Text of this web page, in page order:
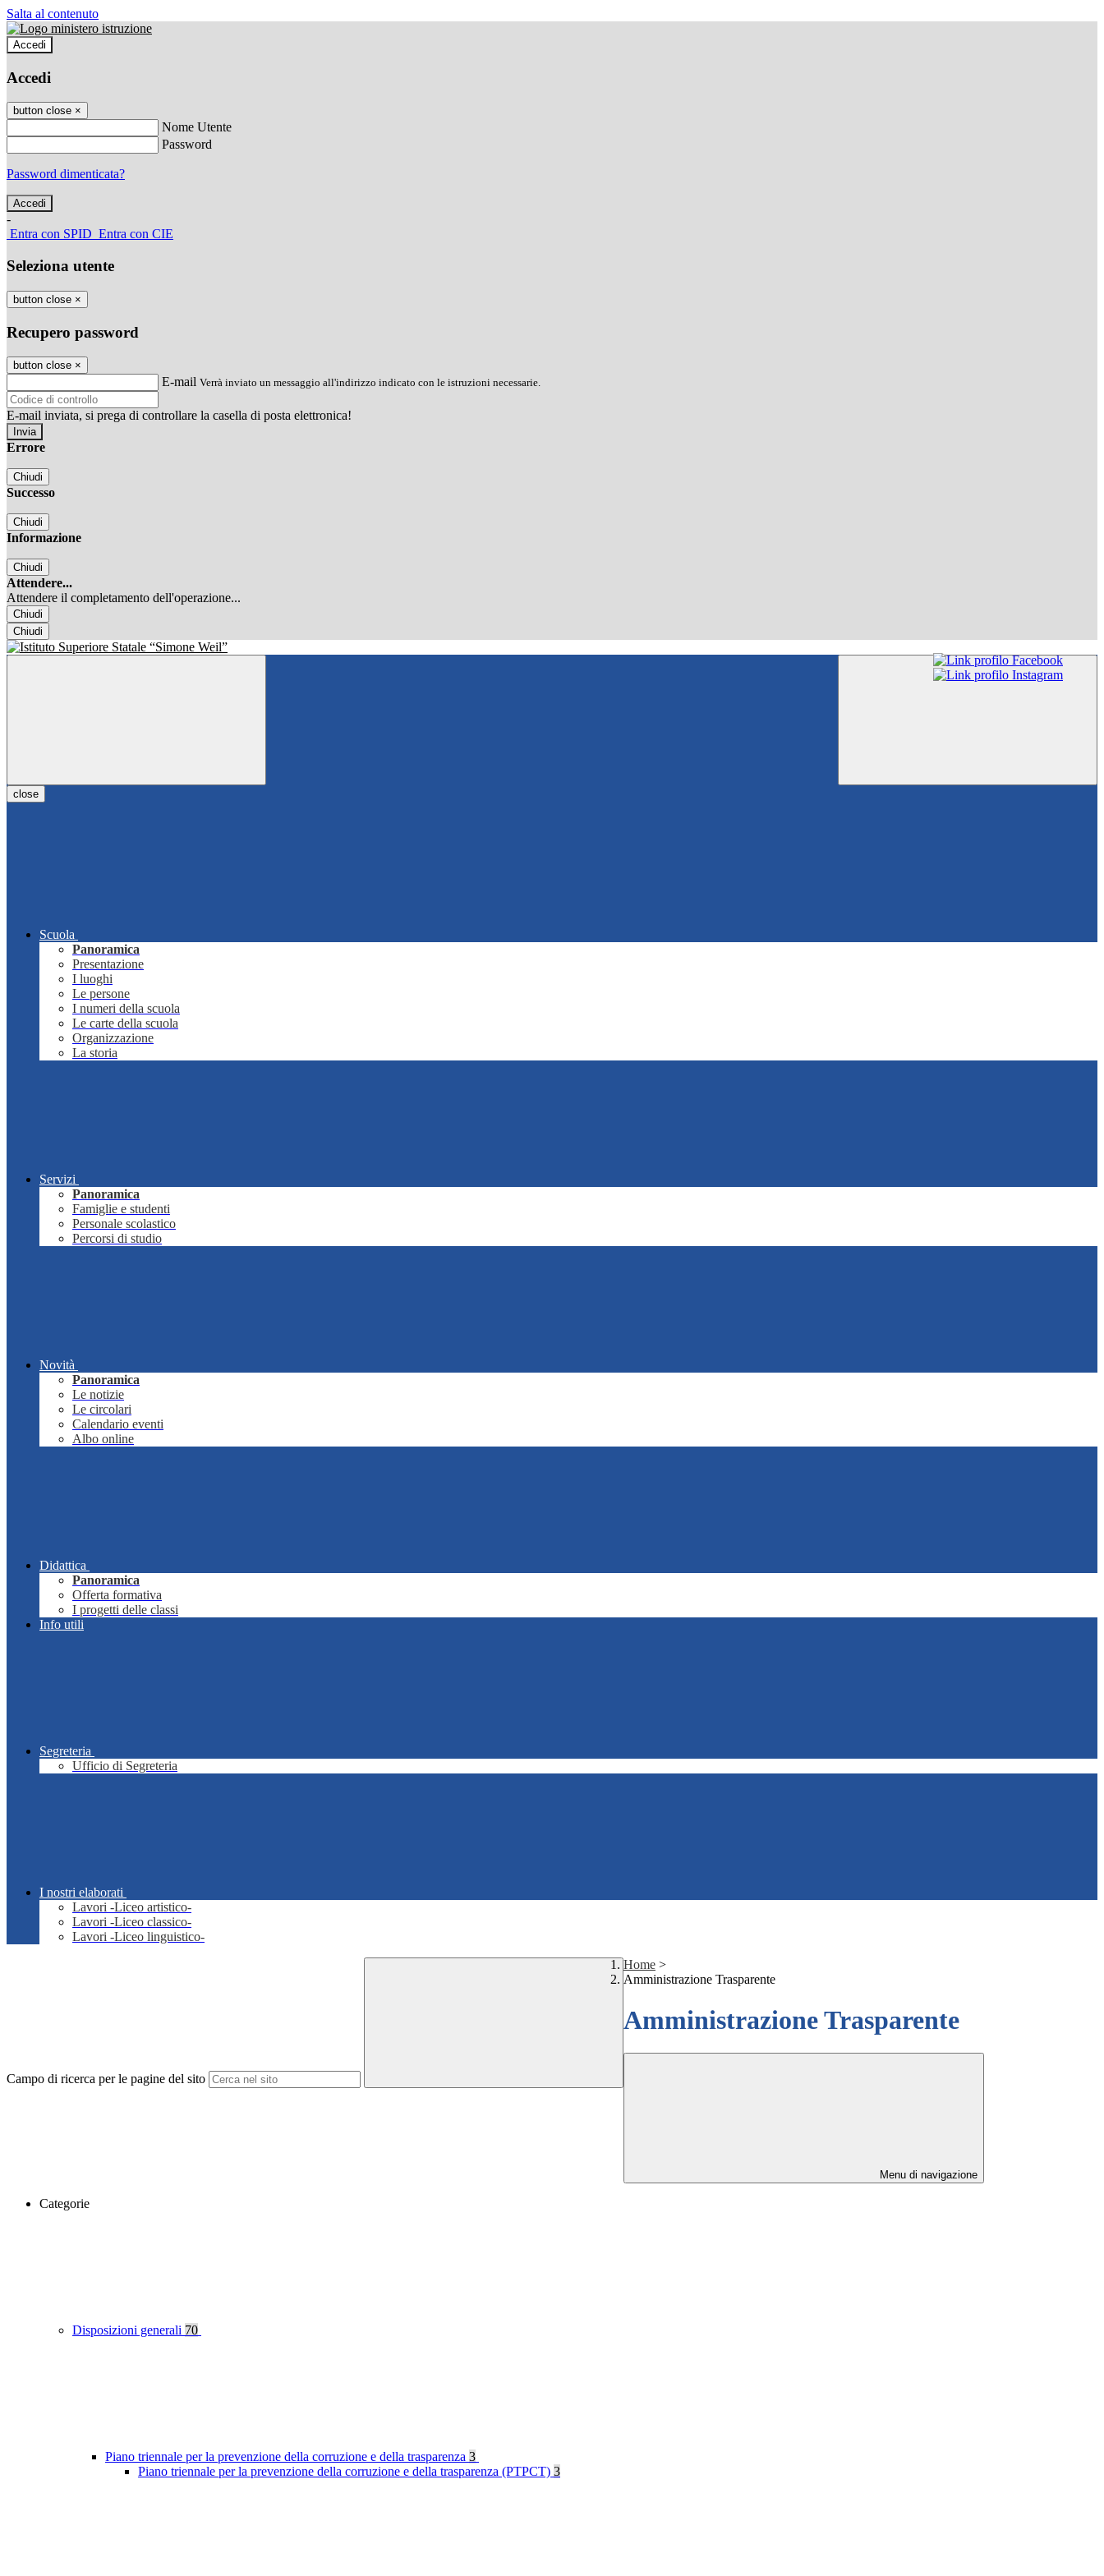
Salta al contenuto
Accedi
Accedi
button close ×
Nome Utente
Password
Password dimenticata?
-
Entra con SPID Entra con CIE
Seleziona utente
button close ×
Recupero password
button close ×
E-mail Verrà inviato un messaggio all'indirizzo indicato con le istruzioni necessarie.
E-mail inviata, si prega di controllare la casella di posta elettronica!
Errore
Chiudi
Successo
Chiudi
Informazione
Chiudi
Attendere...
Attendere il completamento dell'operazione...
Chiudi
Chiudi
close
Scuola
Panoramica
Presentazione
I luoghi
Le persone
I numeri della scuola
Le carte della scuola
Organizzazione
La storia
Servizi
Panoramica
Famiglie e studenti
Personale scolastico
Percorsi di studio
Novità
Panoramica
Le notizie
Le circolari
Calendario eventi
Albo online
Didattica
Panoramica
Offerta formativa
I progetti delle classi
Info utili
Segreteria
Ufficio di Segreteria
I nostri elaborati
Lavori -Liceo artistico-
Lavori -Liceo classico-
Lavori -Liceo linguistico-
Campo di ricerca per le pagine del sito
Home >
Amministrazione Trasparente
Amministrazione Trasparente
Menu di navigazione
Categorie
Disposizioni generali 70
Piano triennale per la prevenzione della corruzione e della trasparenza 3
Piano triennale per la prevenzione della corruzione e della trasparenza (PTPCT) 3